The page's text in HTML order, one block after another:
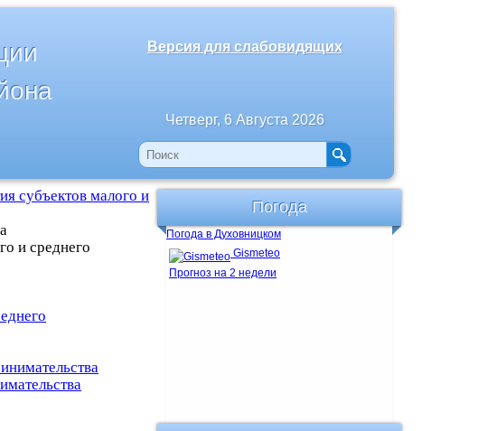
Версия для слабовидящих
Четверг, 6 Августа 2026
субъектов малого и
и среднего
Погода
Погода в Духовницком
Gismeteo
Прогноз на 2 недели